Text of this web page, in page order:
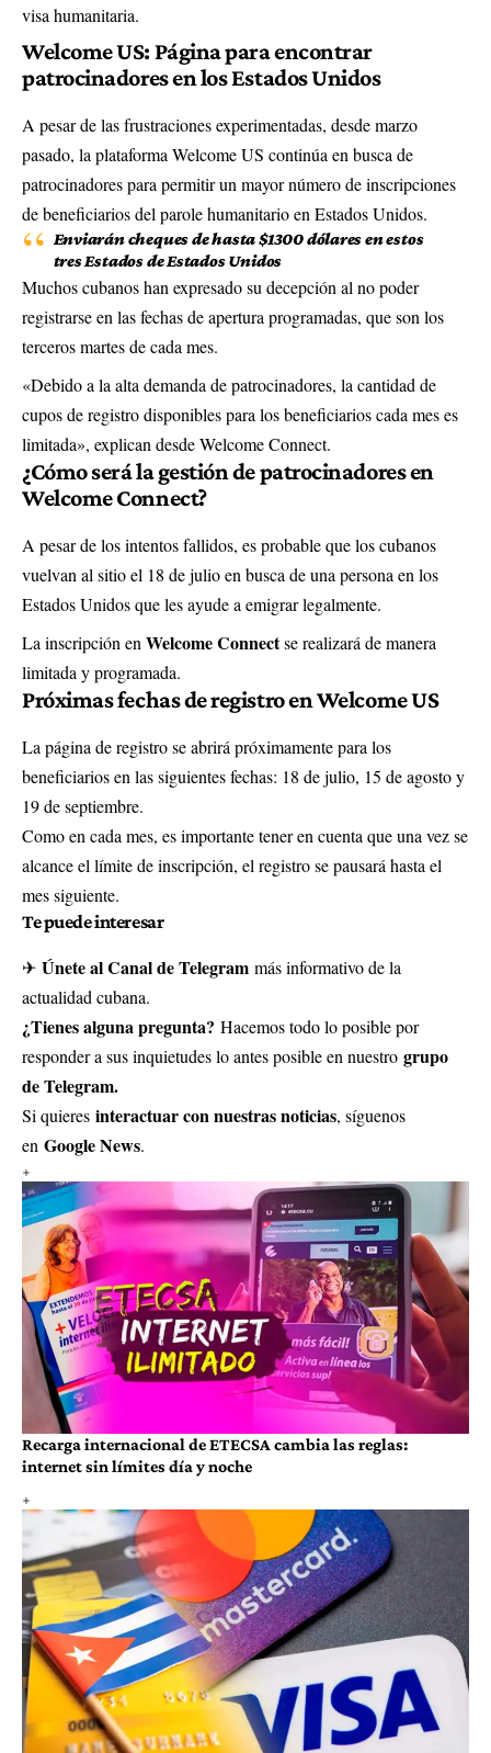
visa humanitaria.
Welcome US: Página para encontrar
patrocinadores en los Estados Unidos
A pesar de las frustraciones experimentadas, desde marzo
pasado, la plataforma Welcome US continúa en busca de
patrocinadores para permitir un mayor número de inscripciones
de beneficiarios del parole humanitario en Estados Unidos.
Enviarán cheques de hasta $1300 dólares en estos
tres Estados de Estados Unidos
Muchos cubanos han expresado su decepción al no poder
registrarse en las fechas de apertura programadas, que son los
terceros martes de cada mes.
«Debido a la alta demanda de patrocinadores, la cantidad de
cupos de registro disponibles para los beneficiarios cada mes es
limitada», explican desde Welcome Connect.
¿Cómo será la gestión de patrocinadores en
Welcome Connect?
A pesar de los intentos fallidos, es probable que los cubanos
vuelvan al sitio el 18 de julio en busca de una persona en los
Estados Unidos que les ayude a emigrar legalmente.
La inscripción en Welcome Connectse realizará de manera
limitada y programada.
Próximas fechas de registro en Welcome US
La página de registro se abrirá próximamente para los
beneficiarios en las siguientes fechas: 18 de julio, 15 de agosto y
19 de septiembre.
Como en cada mes, es importante tener en cuenta que una vez se
alcance el límite de inscripción, el registro se pausará hasta el
mes siguiente.
Te puede interesar
✈ Únete al Canal de Telegram más informativo de la
actualidad cubana.
¿Tienes alguna pregunta? Hacemos todo lo posible por
responder a sus inquietudes lo antes posible en nuestro grupo
de Telegram.
Si quieres interactuar con nuestras noticias, síguenos
en Google News.
Recarga internacional de ETECSA cambia las reglas:
internet sin límites día y noche